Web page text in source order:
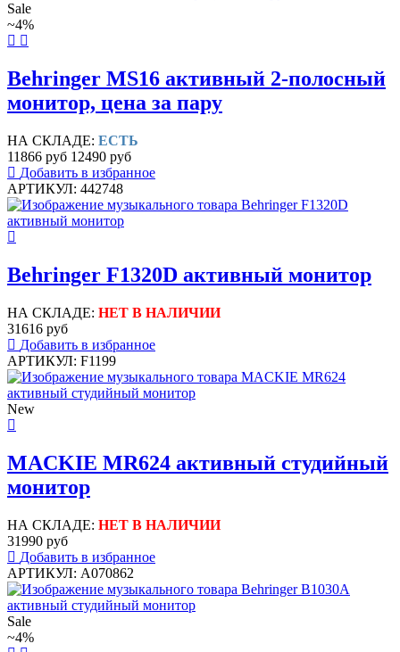
Sale
~4%
Behringer MS16 активный 2-полосный
монитор, цена за пару
НА СКЛАДЕ: ЕСТЬ
11866 руб 12490 руб
Добавить в избранное
АРТИКУЛ: 442748
Behringer F1320D активный монитор
НА СКЛАДЕ: НЕТ В НАЛИЧИИ
31616 руб
Добавить в избранное
АРТИКУЛ: F1199
New
MACKIE MR624 активный студийный
монитор
НА СКЛАДЕ: НЕТ В НАЛИЧИИ
31990 руб
Добавить в избранное
АРТИКУЛ: A070862
Sale
~4%